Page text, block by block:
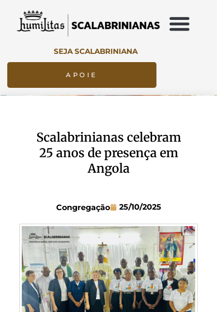
SEJA SCALABRINIANA
APOIE
Scalabrinianas celebram
25 anos de presença em
Angola
Congregação 25/10/2025